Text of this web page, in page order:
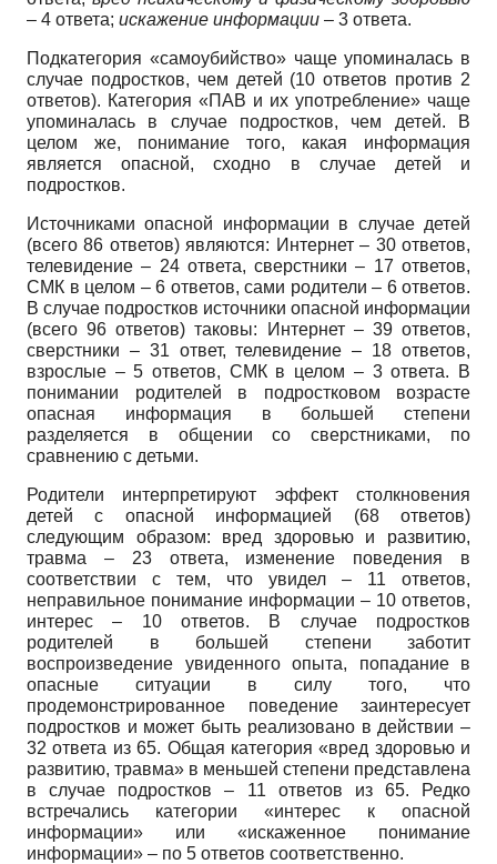
– 4 ответа; искажение информации – 3 ответа.
Подкатегория «самоубийство» чаще упоминалась в
случае подростков, чем детей (10 ответов против 2
ответов). Категория «ПАВ и их употребление» чаще
упоминалась в случае подростков, чем детей. В
целом же, понимание того, какая информация
является опасной, сходно в случае детей и
подростков.
Источниками опасной информации в случае детей
(всего 86 ответов) являются: Интернет – 30 ответов,
телевидение – 24 ответа, сверстники – 17 ответов,
СМК в целом – 6 ответов, сами родители – 6 ответов.
В случае подростков источники опасной информации
(всего 96 ответов) таковы: Интернет – 39 ответов,
сверстники – 31 ответ, телевидение – 18 ответов,
взрослые – 5 ответов, СМК в целом – 3 ответа. В
понимании родителей в подростковом возрасте
опасная информация в большей степени
разделяется в общении со сверстниками, по
сравнению с детьми.
Родители интерпретируют эффект столкновения
детей с опасной информацией (68 ответов)
следующим образом: вред здоровью и развитию,
травма – 23 ответа, изменение поведения в
соответствии с тем, что увидел – 11 ответов,
неправильное понимание информации – 10 ответов,
интерес – 10 ответов. В случае подростков
родителей в большей степени заботит
воспроизведение увиденного опыта, попадание в
опасные ситуации в силу того, что
продемонстрированное поведение заинтересует
подростков и может быть реализовано в действии –
32 ответа из 65. Общая категория «вред здоровью и
развитию, травма» в меньшей степени представлена
в случае подростков – 11 ответов из 65. Редко
встречались категории «интерес к опасной
информации» или «искаженное понимание
информации» – по 5 ответов соответственно.